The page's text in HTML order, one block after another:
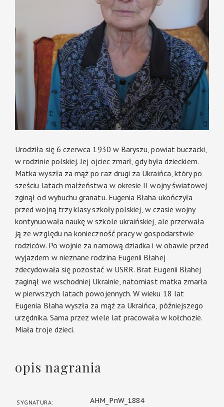
Urodziła się 6 czerwca 1930 w Baryszu, powiat buczacki,
w rodzinie polskiej. Jej ojciec zmarł, gdy była dzieckiem.
Matka wyszła za mąż po raz drugi za Ukraińca, który po
sześciu latach małżeństwa w okresie II wojny światowej
zginął od wybuchu granatu. Eugenia Błaha ukończyła
przed wojną trzy klasy szkoły polskiej, w czasie wojny
kontynuowała naukę w szkole ukraińskiej, ale przerwała
ją ze względu na konieczność pracy w gospodarstwie
rodziców. Po wojnie za namową dziadka i w obawie przed
wyjazdem w nieznane rodzina Eugenii Błahej
zdecydowała się pozostać w USRR. Brat Eugenii Błahej
zaginął we wschodniej Ukrainie, natomiast matka zmarła
w pierwszych latach powojennych. W wieku 18 lat
Eugenia Błaha wyszła za mąż za Ukraińca, późniejszego
urzędnika. Sama przez wiele lat pracowała w kołchozie.
Miała troje dzieci.
opis nagrania
SYGNATURA: AHM_PnW_1884